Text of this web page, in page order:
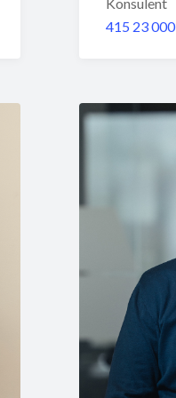
415 23 000